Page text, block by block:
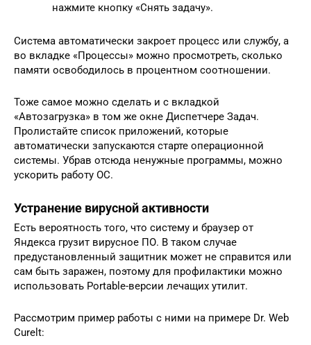
нажмите кнопку «Снять задачу».
Система автоматически закроет процесс или службу, а
во вкладке «Процессы» можно просмотреть, сколько
памяти освободилось в процентном соотношении.
Тоже самое можно сделать и с вкладкой
«Автозагрузка» в том же окне Диспетчере Задач.
Пролистайте список приложений, которые
автоматически запускаются старте операционной
системы. Убрав отсюда ненужные программы, можно
ускорить работу ОС.
Устранение вирусной активности
Есть вероятность того, что систему и браузер от
Яндекса грузит вирусное ПО. В таком случае
предустановленный защитник может не справится или
сам быть заражен, поэтому для профилактики можно
использовать Portable-версии лечащих утилит.
Рассмотрим пример работы с ними на примере Dr. Web
Curelt: